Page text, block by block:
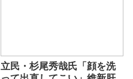
立民・杉尾秀哉氏「顔を洗